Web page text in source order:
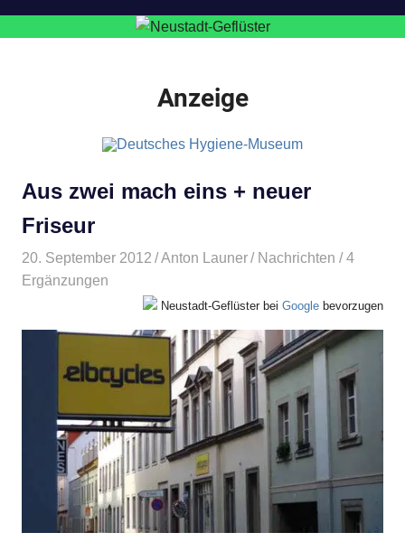
Anzeige
Aus zwei mach eins + neuer
Friseur
20. September 2012 Anton Launer Nachrichten / 4
Ergänzungen
Neustadt-Geflüster bei Google bevorzugen